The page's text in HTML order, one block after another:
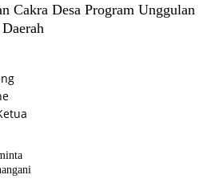
Cakra Desa Program Unggulan